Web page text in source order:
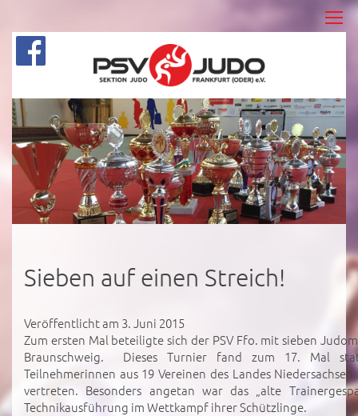
Sieben auf einen Streich!
Veröffentlicht am 3. Juni 2015
Zum ersten Mal beteiligte sich der PSV Ffo. mit sieben
Braunschweig. Dieses Turnier fand zum 17. Mal
Teilnehmerinnen aus 19 Vereinen des Landes
vertreten. Besonders angetan war das „alte
Technikausführung im Wettkampf ihrer Schützlinge.